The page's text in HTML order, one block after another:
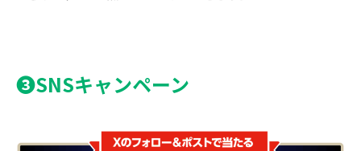
❸SNSキャンペーン